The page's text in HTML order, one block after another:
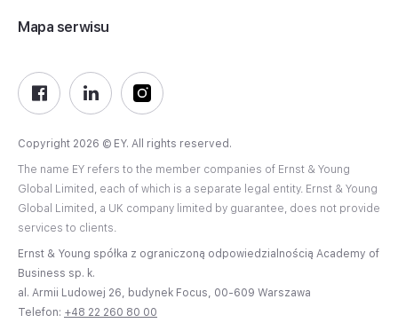
Mapa serwisu
Copyright 2026 © EY. All rights reserved.
The name EY refers to the member companies of Ernst & Young
Global Limited, each of which is a separate legal entity. Ernst & Young
Global Limited, a UK company limited by guarantee, does not provide
services to clients.
Ernst & Young spółka z ograniczoną odpowiedzialnością Academy of
Business sp. k.
al. Armii Ludowej 26, budynek Focus, 00-609 Warszawa
Telefon: +48 22 260 80 00